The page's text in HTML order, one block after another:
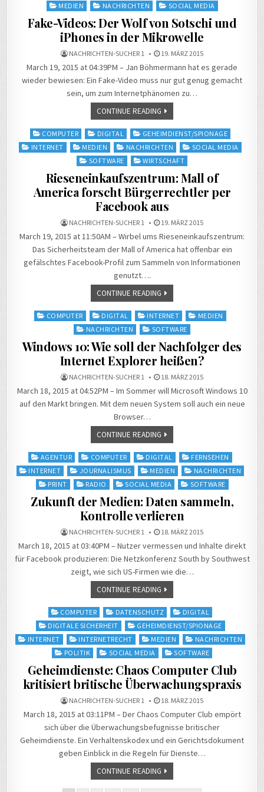
MEDIEN NACHRICHTEN SOCIAL MEDIA
Fake-Videos: Der Wolf von Sotschi und
iPhones in der Mikrowelle
NACHRICHTEN-SUCHER 1 19. MÄRZ 2015
March 19, 2015 at 04:39PM – Jan Böhmermann hat es gerade
wieder bewiesen: Ein Fake-Video muss nur gut genug gemacht
sein, um zum Internetphänomen zu…
CONTINUE READING
Posted
in
COMPUTER DIGITAL
GEHEIMDIENST/SPIONAGE
INTERNET
MEDIEN NACHRICHTEN
SOCIAL MEDIA
SOFTWARE
WIRTSCHAFT
Rieseneinkaufszentrum: Mall of
America forscht Bürgerrechtler per
Facebook aus
NACHRICHTEN-SUCHER 1 19. MÄRZ 2015
March 19, 2015 at 11:50AM – Wirbel ums Rieseneinkaufszentrum:
Das Sicherheitsteam der Mall of America hat offenbar ein
gefälschtes Facebook-Profil zum Sammeln von Informationen
genutzt….
CONTINUE READING
Posted
COMPUTER DIGITAL INTERNET
MEDIEN
NACHRICHTEN
SOFTWARE
Windows 10: Wie soll der Nachfolger des
Internet Explorer heißen?
NACHRICHTEN-SUCHER 1 18. MÄRZ 2015
March 18, 2015 at 04:52PM – Im Sommer will Microsoft Windows 10
auf den Markt bringen. Mit dem neuen System soll auch ein neue
Browser…
CONTINUE READING
Posted
in
AGENTUR COMPUTER DIGITAL
FERNSEHEN
INTERNET
JOURNALISMUS MEDIEN
NACHRICHTEN
PRINT
RADIO SOCIAL MEDIA SOFTWARE
Zukunft der Medien: Daten sammeln,
Kontrolle verlieren
NACHRICHTEN-SUCHER 1 18. MÄRZ 2015
March 18, 2015 at 03:40PM – Nutzer vermessen und Inhalte direkt
für Facebook produzieren: Die Netzkonferenz South by Southwest
zeigt, wie sich US-Firmen wie die…
CONTINUE READING
Posted
in
COMPUTER DATENSCHUTZ
DIGITAL
DIGITALE SICHERHEIT
GEHEIMDIENST/SPIONAGE
INTERNET
INTERNETRECHT MEDIEN
NACHRICHTEN
POLITIK
SOCIAL MEDIA SOFTWARE
Geheimdienste: Chaos Computer Club
kritisiert britische Überwachungspraxis
NACHRICHTEN-SUCHER 1 18. MÄRZ 2015
March 18, 2015 at 03:11PM – Der Chaos Computer Club empört
sich über die Überwachungsbefugnisse britischer
Geheimdienste. Ein Verhaltenskodex und ein Gerichtsdokument
geben Einblick in die Regeln für Dienste…
CONTINUE READING